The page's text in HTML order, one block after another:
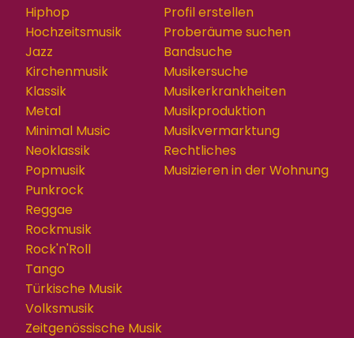
Hiphop
Hochzeitsmusik
Jazz
Kirchenmusik
Klassik
Metal
Minimal Music
Neoklassik
Popmusik
Punkrock
Reggae
Rockmusik
Rock'n'Roll
Tango
Türkische Musik
Volksmusik
Zeitgenössische Musik
Profil erstellen
Proberäume suchen
Bandsuche
Musikersuche
Musikerkrankheiten
Musikproduktion
Musikvermarktung
Rechtliches
Musizieren in der Wohnung